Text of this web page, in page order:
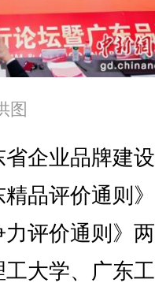
图
企业品牌建
品评价通则
力评价通则》
大学、广东